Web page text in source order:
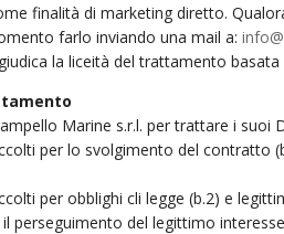
finalità di marketing diretto.
farlo inviando una mail a:
la liceità del trattamento
Marine s.r.l. per trattare i
per lo svolgimento del contratto
per obblighi cli legge (b.2) e
del legittimo